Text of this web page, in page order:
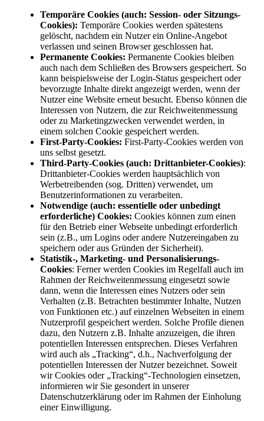
Temporäre Cookies (auch: Session- oder Sitzungs-
Cookies): Temporäre Cookies werden spätestens
gelöscht, nachdem ein Nutzer ein Online-Angebot
verlassen und seinen Browser geschlossen hat.
Permanente Cookies: Permanente Cookies bleiben
auch nach dem Schließen des Browsers gespeichert. So
kann beispielsweise der Login-Status gespeichert oder
bevorzugte Inhalte direkt angezeigt werden, wenn der
Nutzer eine Website erneut besucht. Ebenso können die
Interessen von Nutzern, die zur Reichweitenmessung
oder zu Marketingzwecken verwendet werden, in
einem solchen Cookie gespeichert werden.
First-Party-Cookies: First-Party-Cookies werden von
uns selbst gesetzt.
Third-Party-Cookies (auch: Drittanbieter-Cookies):
Drittanbieter-Cookies werden hauptsächlich von
Werbetreibenden (sog. Dritten) verwendet, um
Benutzerinformationen zu verarbeiten.
Notwendige (auch: essentielle oder unbedingt
erforderliche) Cookies: Cookies können zum einen
für den Betrieb einer Webseite unbedingt erforderlich
sein (z.B., um Logins oder andere Nutzereingaben zu
speichern oder aus Gründen der Sicherheit).
Statistik-, Marketing- und Personalisierungs-
Cookies: Ferner werden Cookies im Regelfall auch im
Rahmen der Reichweitenmessung eingesetzt sowie
dann, wenn die Interessen eines Nutzers oder sein
Verhalten (z.B. Betrachten bestimmter Inhalte, Nutzen
von Funktionen etc.) auf einzelnen Webseiten in einem
Nutzerprofil gespeichert werden. Solche Profile dienen
dazu, den Nutzern z.B. Inhalte anzuzeigen, die ihren
potentiellen Interessen entsprechen. Dieses Verfahren
wird auch als „Tracking“, d.h., Nachverfolgung der
potentiellen Interessen der Nutzer bezeichnet. Soweit
wir Cookies oder „Tracking“-Technologien einsetzen,
informieren wir Sie gesondert in unserer
Datenschutzerklärung oder im Rahmen der Einholung
einer Einwilligung.